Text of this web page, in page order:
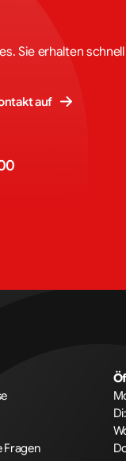
Sie erhalten
auf
Fragen